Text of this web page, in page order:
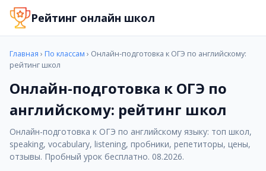
Онлайн-подготовка к ОГЭ по английскому: рейтинг
Английский язык в 9 классе — это грамматика,
Мы собрали онлайн-школы, которые помогут
Сравните цены, форматы и запишитесь на бесплатный
Когда стоит подключить онлайн-школу
Нужна подготовка к контрольным и экзаменам
Хотите углублённое изучение предмета по ФГОС
Ищете замену или дополнение к школьным урокам
Нужен репетитор с индивидуальным подходом
Лучшие школы по направлению
Онлайн Гимназия №1
Рейтинг онлайн школ
Главная › По классам › Онлайн-подготовка к ОГЭ по английскому:
рейтинг школ
Онлайн-подготовка к ОГЭ по
английскому: рейтинг школ
Онлайн-подготовка к ОГЭ по английскому языку: топ школ,
speaking, vocabulary, listening, пробники, репетиторы, цены,
отзывы. Пробный урок бесплатно. 08.2026.